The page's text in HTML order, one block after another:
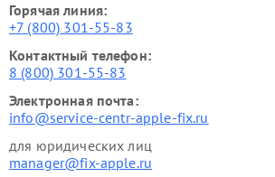
Горячая линия:
+7 (800) 301-55-83
Контактный телефон:
8 (800) 301-55-83
Электронная почта:
info@service-centr-apple-fix.ru
для юридических лиц
manager@fix-apple.ru